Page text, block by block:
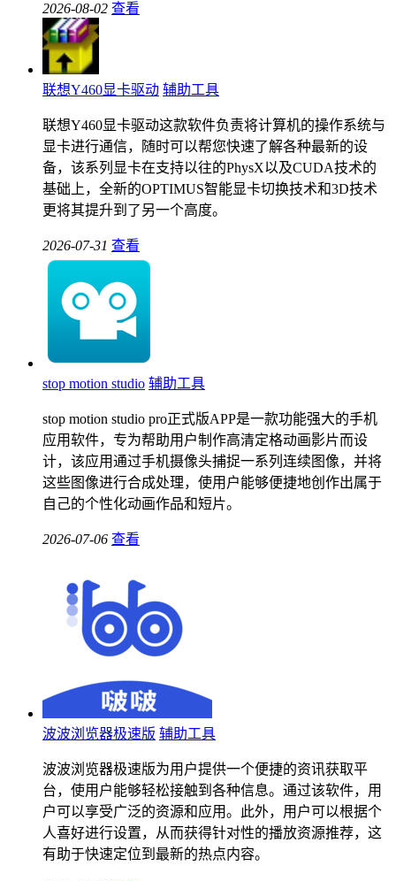
2026-08-02 查看
联想Y460显卡驱动 辅助工具
联想Y460显卡驱动这款软件负责将计算机的操作系统与
显卡进行通信，随时可以帮您快速了解各种最新的设
备，该系列显卡在支持以往的PhysX以及CUDA技术的
基础上，全新的OPTIMUS智能显卡切换技术和3D技术
更将其提升到了另一个高度。
2026-07-31 查看
stop motion studio 辅助工具
stop motion studio pro正式版APP是一款功能强大的手机
应用软件，专为帮助用户制作高清定格动画影片而设
计，该应用通过手机摄像头捕捉一系列连续图像，并将
这些图像进行合成处理，使用户能够便捷地创作出属于
自己的个性化动画作品和短片。
2026-07-06 查看
波波浏览器极速版 辅助工具
波波浏览器极速版为用户提供一个便捷的资讯获取平
台，使用户能够轻松接触到各种信息。通过该软件，用
户可以享受广泛的资源和应用。此外，用户可以根据个
人喜好进行设置，从而获得针对性的播放资源推荐，这
有助于快速定位到最新的热点内容。